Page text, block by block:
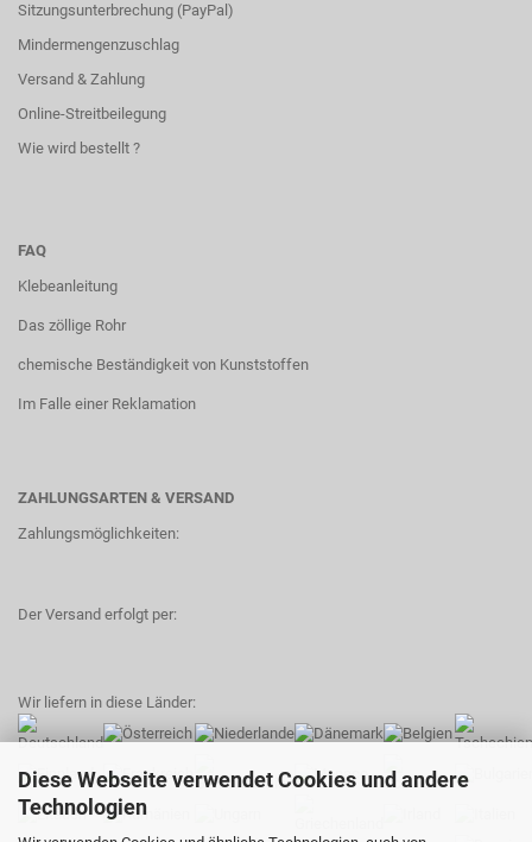
Diese Webseite verwendet Cookies und andere
Technologien
Sitzungsunterbrechung (PayPal)
Mindermengenzuschlag
Versand & Zahlung
Online-Streitbeilegung
Wie wird bestellt ?
FAQ
Klebeanleitung
Das zöllige Rohr
chemische Beständigkeit von Kunststoffen
Im Falle einer Reklamation
ZAHLUNGSARTEN & VERSAND
Zahlungsmöglichkeiten:
Der Versand erfolgt per:
Wir liefern in diese Länder: